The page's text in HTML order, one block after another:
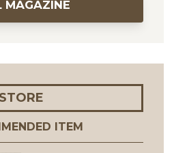
MAGAZINE
STORE
ITEM